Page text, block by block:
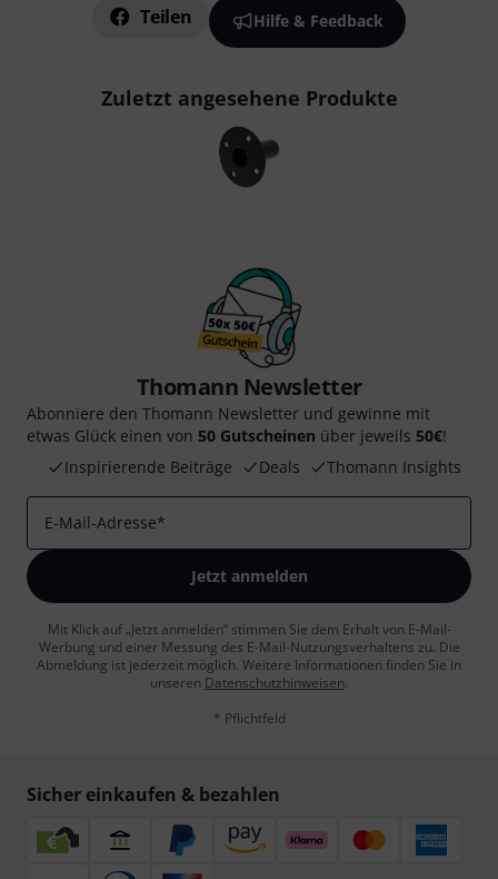
Teilen Hilfe & Feedback
Zuletzt angesehene Produkte
Thomann Newsletter
Abonniere den Thomann Newsletter und gewinne mit
etwas Glück einen von 50 Gutscheinen über jeweils 50€!
Inspirierende Beiträge
Deals Thomann Insights
E-Mail-Adresse*
Jetzt anmelden
Mit Klick auf „Jetzt anmelden“ stimmen Sie dem Erhalt von E-Mail-
Werbung und einer Messung des E-Mail-Nutzungsverhaltens zu. Die
Abmeldung ist jederzeit möglich. Weitere Informationen finden Sie in
unseren Datenschutzhinweisen.
* Pflichtfeld
Sicher einkaufen & bezahlen